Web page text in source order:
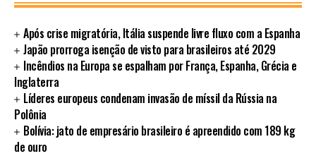
Após crise migratória, Itália suspende livre fluxo com a Espanha
Japão prorroga isenção de visto para brasileiros até 2029
Incêndios na Europa se espalham por França, Espanha, Grécia e
Inglaterra
Líderes europeus condenam invasão de míssil da Rússia na
Polônia
Bolívia: jato de empresário brasileiro é apreendido com 189 kg
de ouro